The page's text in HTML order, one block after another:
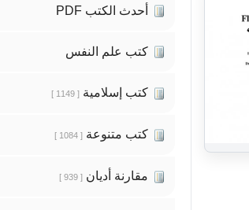
أحدث الكتب PDF
كتب علم النفس
كتب إسلامية [ 1149 ]
كتب متنوعة [ 1084 ]
مقارنة أديان [ 939 ]